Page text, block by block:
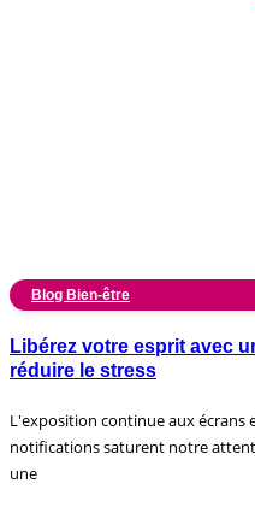
Blog Bien-être
Libérez votre esprit avec
réduire le stress
L'exposition continue aux écrans
notifications saturent notre
une